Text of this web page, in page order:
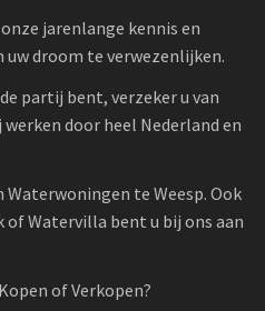
jarenlange kennis en
droom te verwezenlijken.
partij bent, verzeker u van
door heel Nederland en
Waterwoningen te Weesp. Ook
Watervilla bent u bij ons aan
of Verkopen?